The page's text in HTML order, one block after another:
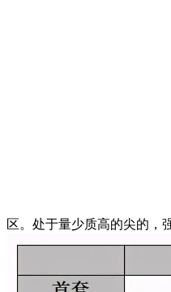
区。处于量少质高的尖的，